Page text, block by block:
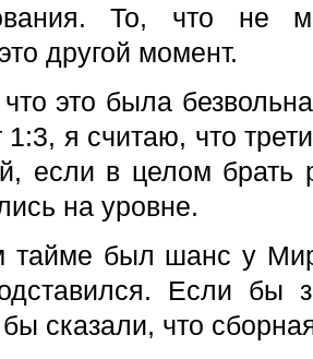
То, что не
другой момент.
это была
1:3, я считаю, что
если в целом брать
на уровне.
тайме был шанс у
Если бы
бы сказали, что